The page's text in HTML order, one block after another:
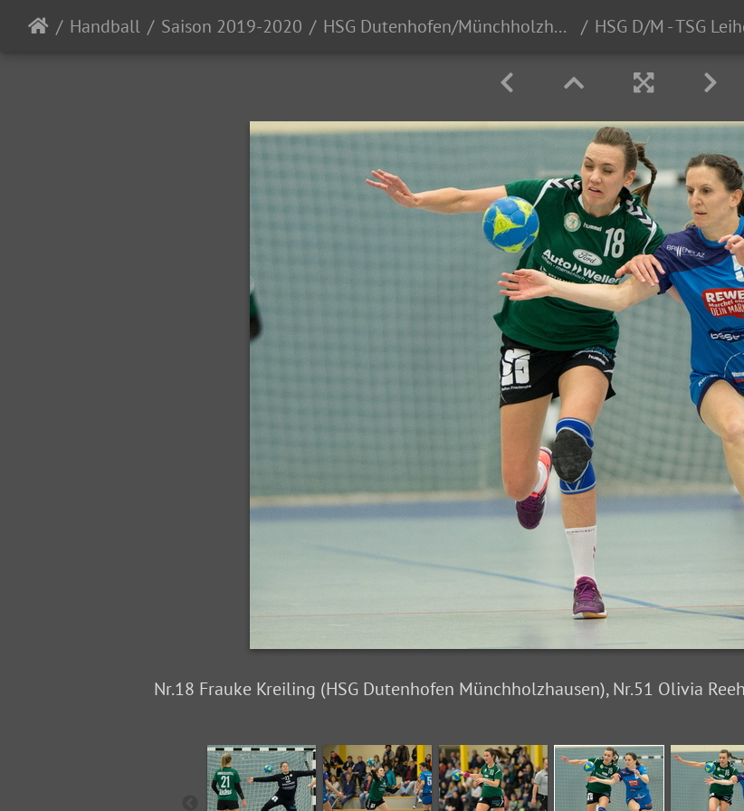
Handball Saison 2019-2020 HSG Dutenhofen/Münchholzhausen Frauen I HSG D/M - TSG
Nr.18 Frauke Kreiling (HSG Dutenhofen Münchholzhausen), Nr.51 Olivia